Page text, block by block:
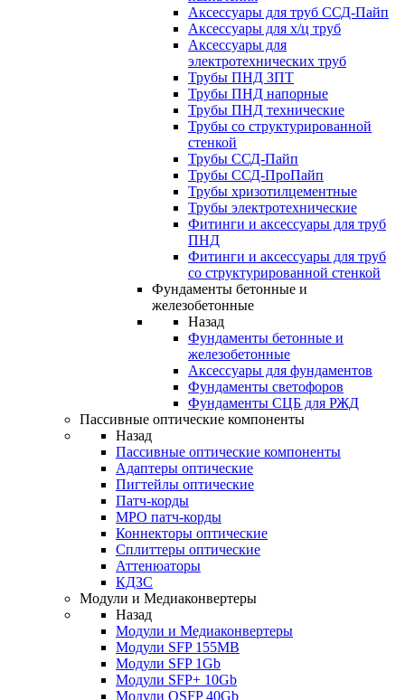
Аксессуары для труб ССД-Пайп
Аксессуары для х/ц труб
Аксессуары для
электротехнических труб
Трубы ПНД ЗПТ
Трубы ПНД напорные
Трубы ПНД технические
Трубы со структурированной
стенкой
Трубы ССД-Пайп
Трубы ССД-ПроПайп
Трубы хризотилцементные
Трубы электротехнические
Фитинги и аксессуары для труб
ПНД
Фитинги и аксессуары для труб
со структурированной стенкой
Фундаменты бетонные и
железобетонные
Назад
Фундаменты бетонные и
железобетонные
Аксессуары для фундаментов
Фундаменты светофоров
Фундаменты СЦБ для РЖД
Пассивные оптические компоненты
Назад
Пассивные оптические компоненты
Адаптеры оптические
Пигтейлы оптические
Патч-корды
MPO патч-корды
Коннекторы оптические
Сплиттеры оптические
Аттенюаторы
КДЗС
Модули и Медиаконвертеры
Назад
Модули и Медиаконвертеры
Модули SFP 155MB
Модули SFP 1Gb
Модули SFP+ 10Gb
Модули QSFP 40Gb